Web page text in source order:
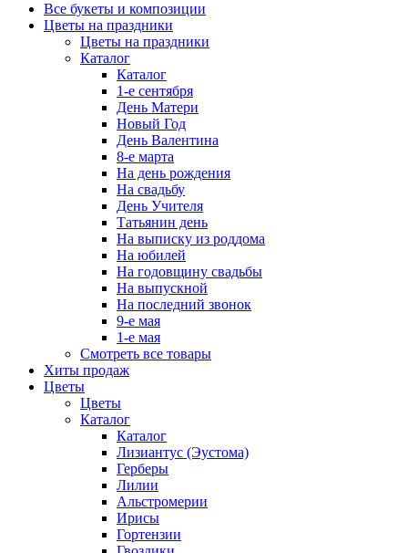
Все букеты и композиции
Цветы на праздники
Цветы на праздники
Каталог
Каталог
1-е сентября
День Матери
Новый Год
День Валентина
8-е марта
На день рождения
На свадьбу
День Учителя
Татьянин день
На выписку из роддома
На юбилей
На годовщину свадьбы
На выпускной
На последний звонок
9-е мая
1-е мая
Смотреть все товары
Хиты продаж
Цветы
Цветы
Каталог
Каталог
Лизиантус (Эустома)
Герберы
Лилии
Альстромерии
Ирисы
Гортензии